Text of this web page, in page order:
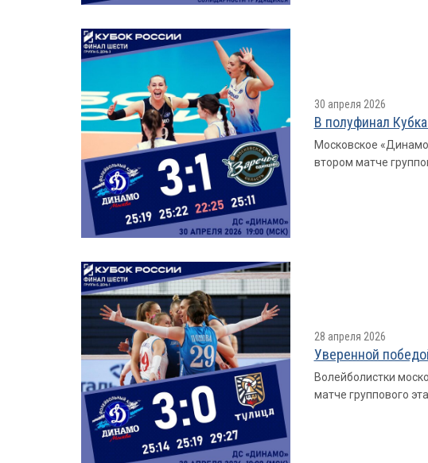
30 апреля 2026
В полуфинал
Московское
втором матче
28 апреля 2026
Уверенной
Волейболистки
матче группового